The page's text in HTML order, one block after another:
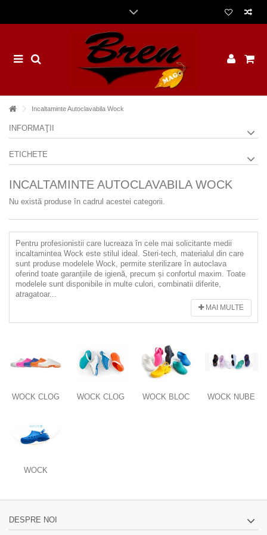
Incaltaminte Autoclavabila Wock
INFORMAŢII
ETICHETE
INCALTAMINTE AUTOCLAVABILA WOCK
Nu există produse în cadrul acestei categorii.
Pentru profesionistii care lucreaza în cele mai solicitante medii
incaltamintea Wock este stilul ideal. Steri-tech, materialul din care
sunt produse modelele Wock, permite sterilizare în autoclava
oferind toate garanțiile de igienă, precum și confortul maxim. Toate
modelele sunt disponibile in multe culori, combinatii diferite,
atragatoar...
MAI MULTE
WOCK CLOG
WOCK CLOG
WOCK BLOC
WOCK NUBE
WOCK
DESPRE NOI